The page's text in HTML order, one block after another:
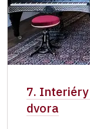
7.
dvora